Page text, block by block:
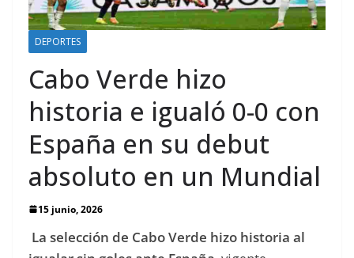
DEPORTES
Cabo Verde hizo
historia e igualó 0-0 con
España en su debut
absoluto en un Mundial
15 junio, 2026
La selección de Cabo Verde hizo historia al